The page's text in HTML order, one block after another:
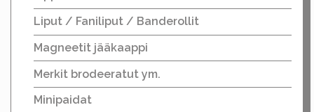
Liput / Faniliput / Banderollit
Magneetit jääkaappi
Merkit brodeeratut ym.
Minipaidat